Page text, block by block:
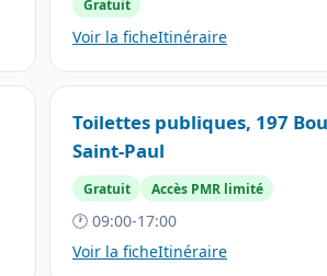
Gratuit
Voir la ficheItinéraire
Toilettes publiques, 197
Saint-Paul
Gratuit Accès PMR limité
🕐 09:00-17:00
Voir la ficheItinéraire